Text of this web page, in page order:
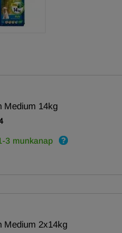
Medium 14kg
3 munkanap
Medium 2x14kg